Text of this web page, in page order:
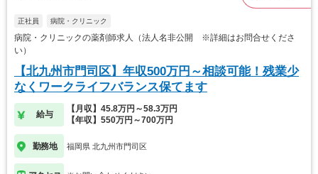
正社員 病院・クリニック
病院・クリニックの薬剤師求人（法人名非公開 ※詳細はお問合せくださ
い）
【北九州市門司区】年収500万円～相談可能！残業少
なくワークライフバランス保てます
給与
【月収】45.8万円～58.3万円
【年収】550万円～700万円
勤務地 福岡県 北九州市門司区